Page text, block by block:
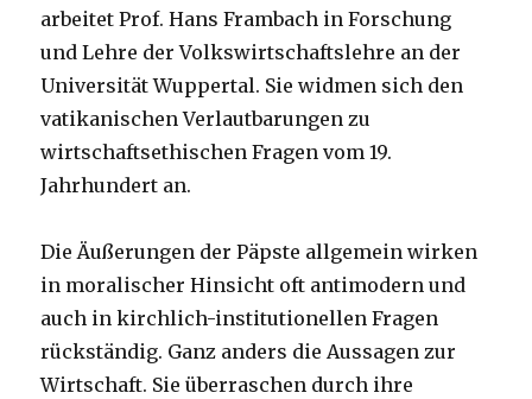
arbeitet Prof. Hans Frambach in Forschung
und Lehre der Volkswirtschaftslehre an der
Universität Wuppertal. Sie widmen sich den
vatikanischen Verlautbarungen zu
wirtschaftsethischen Fragen vom 19.
Jahrhundert an.
Die Äußerungen der Päpste allgemein wirken
in moralischer Hinsicht oft antimodern und
auch in kirchlich-institutionellen Fragen
rückständig. Ganz anders die Aussagen zur
Wirtschaft. Sie überraschen durch ihre